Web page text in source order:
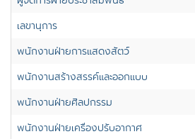
เลขานุการ
พนักงานฝ่ายการแสดงสัตว์
พนักงานสร้างสรรค์และออกแบบ
พนักงานฝ่ายศิลปกรรม
พนักงานฝ่ายเครื่องปรับอากาศ